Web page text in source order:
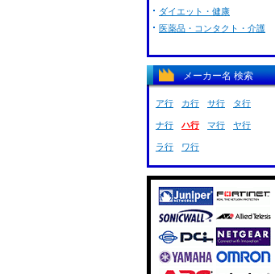
ダイエット・健康
医薬品・コンタクト・介護
メーカー名 検索
ア行 カ行 サ行 タ行
ナ行 ハ行 マ行 ヤ行
ラ行 ワ行